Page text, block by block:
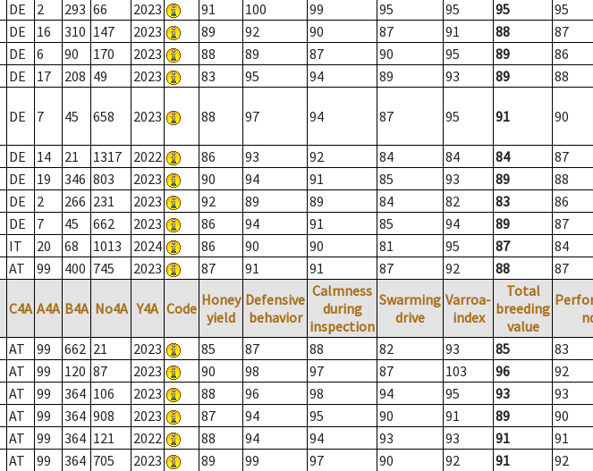
DE 2 293 66 2023 91 100 99 95 95 95
95
DE 16 310 147 2023 89 92 90 87 91 88
87
DE 6 90 170 2023 88 89 87 90 95 89
86
DE 17 208 49 2023 83 95 94 89 93 89 88
DE 7 45 658 2023 88 97 94 87 95 91 90
DE 14 21 1317 2022 86 93 92 84 84 84
87
DE 19 346 803 2023 90 94 91 85 93 89
88
DE 2 266 231 2023 92 89 89 84 82 83
86
DE 7 45 662 2023 86 94 91 85 94 89
87
IT 20 68 1013 2024 86 90 90 81 95 87
84
AT 99 400 745 2023 87 91 91 87 92 88 87
C4A A4A B4A No4A Y4A Code Honey
yield
Defensive
behavior
Calmness
during
inspection
Swarming
drive
Varroa-
index
Total
breeding
value
AT 99 662 21 2023 85 87 88 82 93 85
83
AT 99 120 87 2023 90 98 97 87 103 96
92
AT 99 364 106 2023 88 96 98 94 95 93
93
AT 99 364 908 2023 87 94 95 90 91 89
90
AT 99 364 121 2022 88 94 94 93 93 91
91
AT 99 364 705 2023 89 99 97 90 92 91
92